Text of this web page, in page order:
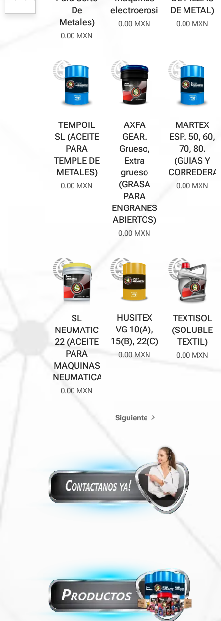
De
Metales)
0.00 MXN
electroerosionadoras)
0.00 MXN
DE METAL)
0.00 MXN
TEMPOIL
SL (ACEITE
PARA
TEMPLE DE
METALES)
0.00 MXN
AXFA
GEAR.
Grueso,
Extra
grueso
(GRASA
PARA
ENGRANES
ABIERTOS)
0.00 MXN
MARTEX
ESP. 50, 60,
70, 80.
(GUIAS Y
0.00 MXN
SL
NEUMATIC
22 (ACEITE
PARA
MAQUINAS
NEUMATICAS)
0.00 MXN
HUSITEX
VG 10(A),
15(B), 22(C)
0.00 MXN
TEXTISOL
(SOLUBLE
TEXTIL)
0.00 MXN
Siguiente